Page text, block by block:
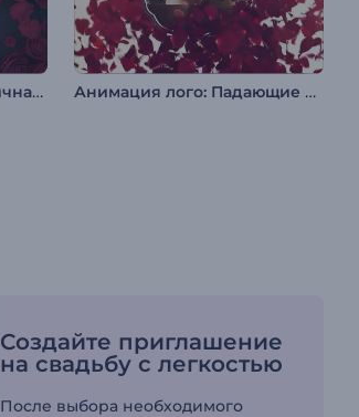
Видеозаставка: Романтичная фоторамка Анимация лого: Падающие лепестки
Создайте приглашение
на свадьбу с легкостью
После выбора необходимого